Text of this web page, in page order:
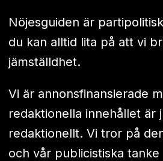
Nöjesguiden är
du kan alltid lita på att vi
jämställdhet.
Vi är annonsfinansierade
redaktionella innehållet är
redaktionellt. Vi tror på
och vår publicistiska